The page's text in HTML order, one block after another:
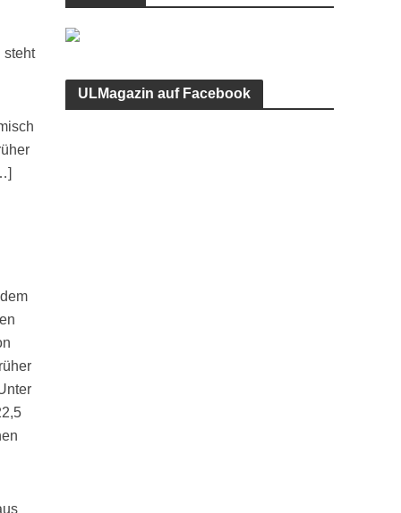
steht
ULMagazin auf Facebook